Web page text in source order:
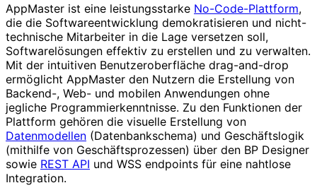
AppMaster ist eine leistungsstarke No-Code-Plattform,
die die Softwareentwicklung demokratisieren und nicht-
technische Mitarbeiter in die Lage versetzen soll,
Softwarelösungen effektiv zu erstellen und zu verwalten.
Mit der intuitiven Benutzeroberfläche drag-and-drop
ermöglicht AppMaster den Nutzern die Erstellung von
Backend-, Web- und mobilen Anwendungen ohne
jegliche Programmierkenntnisse. Zu den Funktionen der
Plattform gehören die visuelle Erstellung von
Datenmodellen (Datenbankschema) und Geschäftslogik
(mithilfe von Geschäftsprozessen) über den BP Designer
sowie REST API und WSS endpoints für eine nahtlose
Integration.